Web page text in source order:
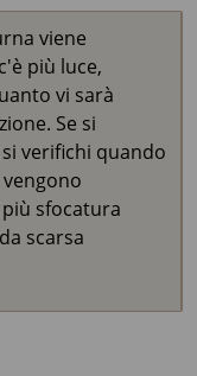
viene
più luce,
vi sarà
Se si
verifichi quando
sfocatura
scarsa